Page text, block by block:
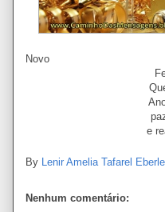
Novo
e
By Lenir Amelia Tafarel Eberle
Nenhum comentário: